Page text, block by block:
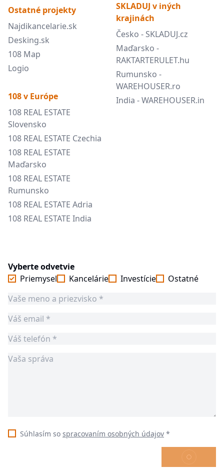
Ostatné projekty
Najdikancelarie.sk
Desking.sk
108 Map
Logio
108 v Európe
108 REAL ESTATE
Slovensko
108 REAL ESTATE Czechia
108 REAL ESTATE
Maďarsko
108 REAL ESTATE
Rumunsko
108 REAL ESTATE Adria
108 REAL ESTATE India
SKLADUJ v iných
krajinách
Česko - SKLADUJ.cz
Maďarsko -
RAKTARTERULET.hu
Rumunsko -
WAREHOUSER.ro
India - WAREHOUSER.in
Vyberte odvetvie
Priemysel
Kancelárie Investície Ostatné
Súhlasím so spracovaním osobných údajov *
ODOSLAŤ